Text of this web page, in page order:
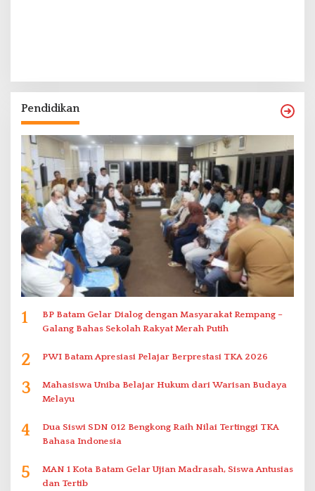
Pendidikan
1
BP Batam Gelar Dialog dengan Masyarakat Rempang –
Galang Bahas Sekolah Rakyat Merah Putih
2 PWI Batam Apresiasi Pelajar Berprestasi TKA 2026
3
Mahasiswa Uniba Belajar Hukum dari Warisan Budaya
Melayu
4
Dua Siswi SDN 012 Bengkong Raih Nilai Tertinggi TKA
Bahasa Indonesia
5
MAN 1 Kota Batam Gelar Ujian Madrasah, Siswa Antusias
dan Tertib